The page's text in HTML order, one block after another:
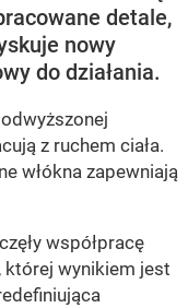
detale,
nowy
do działania.
z ruchem ciała.
włókna zapewniają
współpracę
której wynikiem jest